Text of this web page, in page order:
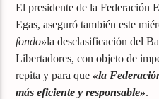
El presidente de la Federación
Egas, aseguró también este
fondo»la desclasificación del
Libertadores, con objeto de
repita y para que «la
más eficiente y responsable».